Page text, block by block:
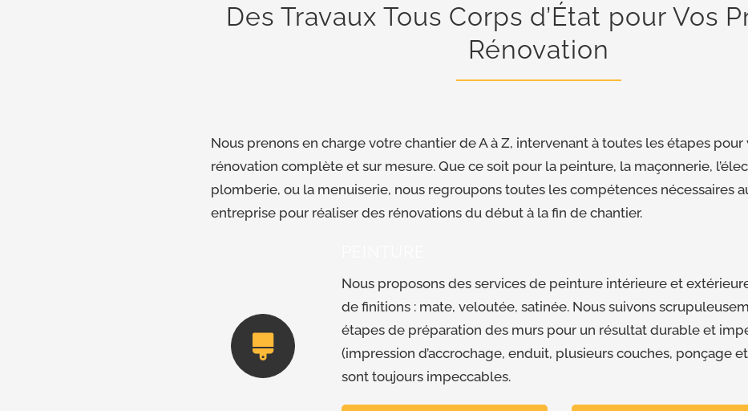
Des Travaux Tous Corps d’État pour Vos
Rénovation
Nous prenons en charge votre chantier de A à Z, intervenant à toutes les étapes pour
rénovation complète et sur mesure. Que ce soit pour la peinture, la maçonnerie,
plomberie, ou la menuiserie, nous regroupons toutes les compétences nécessaires
entreprise pour réaliser des rénovations du début à la fin de chantier.
Nous proposons des services de peinture intérieure et
de finitions : mate, veloutée, satinée. Nous suivons
étapes de préparation des murs pour un résultat durable et
(impression d’accrochage, enduit, plusieurs couches, ponçage
sont toujours impeccables.